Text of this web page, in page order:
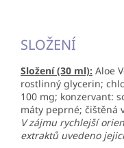
SLOŽENÍ
Složení (30 ml): Aloe
rostlinný glycerin;
100 mg; konzervant:
máty peprné; čištěná
V zájmu rychlejší
extraktů uvedeno